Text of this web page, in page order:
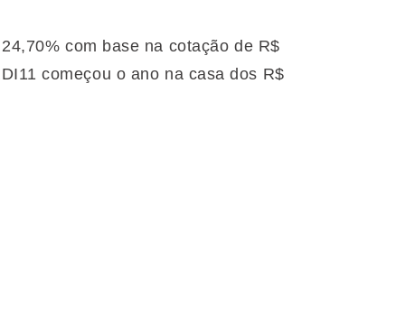
com base na cotação de R$
começou o ano na casa dos R$